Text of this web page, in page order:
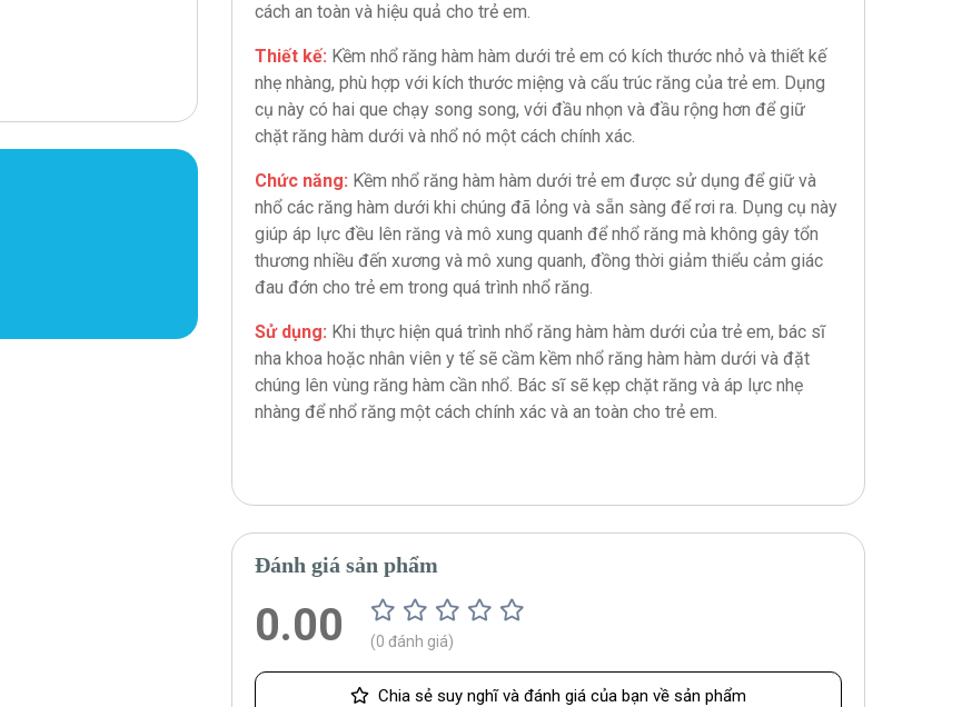
cách an toàn và hiệu quả cho trẻ em.
Thiết kế: Kềm nhổ răng hàm hàm dưới trẻ em có kích thước nhỏ và thiết kế
nhẹ nhàng, phù hợp với kích thước miệng và cấu trúc răng của trẻ em. Dụng
cụ này có hai que chạy song song, với đầu nhọn và đầu rộng hơn để giữ
chặt răng hàm dưới và nhổ nó một cách chính xác.
Chức năng: Kềm nhổ răng hàm hàm dưới trẻ em được sử dụng để giữ và
nhổ các răng hàm dưới khi chúng đã lỏng và sẵn sàng để rơi ra. Dụng cụ này
giúp áp lực đều lên răng và mô xung quanh để nhổ răng mà không gây tổn
thương nhiều đến xương và mô xung quanh, đồng thời giảm thiểu cảm giác
đau đớn cho trẻ em trong quá trình nhổ răng.
Sử dụng: Khi thực hiện quá trình nhổ răng hàm hàm dưới của trẻ em, bác sĩ
nha khoa hoặc nhân viên y tế sẽ cầm kềm nhổ răng hàm hàm dưới và đặt
chúng lên vùng răng hàm cần nhổ. Bác sĩ sẽ kẹp chặt răng và áp lực nhẹ
nhàng để nhổ răng một cách chính xác và an toàn cho trẻ em.
Đánh giá sản phẩm
0.00 (0 đánh giá)
Chia sẻ suy nghĩ và đánh giá của bạn về sản phẩm